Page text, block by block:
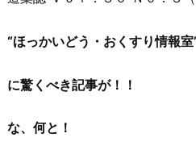
“ほっかいどう・おくすり情報室
に驚くべき記事が！！
な、何と！